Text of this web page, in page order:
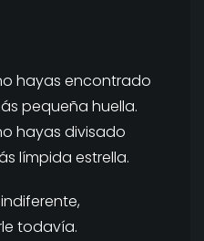
hayas encontrado
pequeña huella.
hayas divisado
límpida estrella.
todavía.